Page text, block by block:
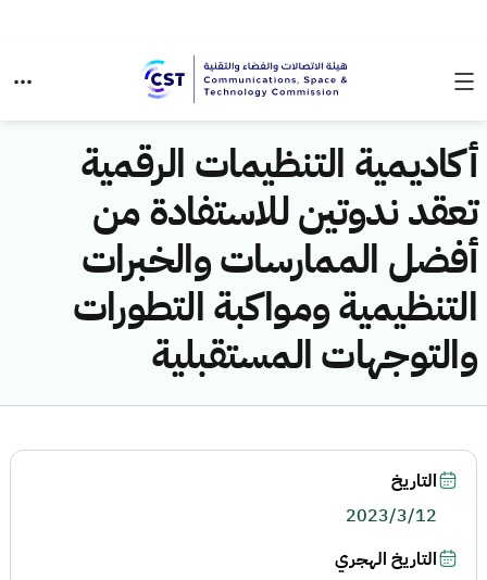
أكاديمية التنظيمات الرقمية
تعقد ندوتين للاستفادة من
أفضل الممارسات والخبرات
التنظيمية ومواكبة التطورات
والتوجهات المستقبلية
التاريخ
2023/3/12
التاريخ الهجري